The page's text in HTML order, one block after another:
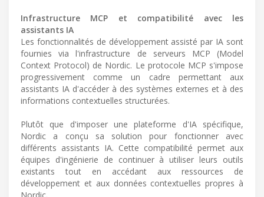
Infrastructure MCP et compatibilité avec les
assistants IA
Les fonctionnalités de développement assisté par IA sont
fournies via l'infrastructure de serveurs MCP (Model
Context Protocol) de Nordic. Le protocole MCP s'impose
progressivement comme un cadre permettant aux
assistants IA d'accéder à des systèmes externes et à des
informations contextuelles structurées.
Plutôt que d'imposer une plateforme d'IA spécifique,
Nordic a conçu sa solution pour fonctionner avec
différents assistants IA. Cette compatibilité permet aux
équipes d'ingénierie de continuer à utiliser leurs outils
existants tout en accédant aux ressources de
développement et aux données contextuelles propres à
Nordic.